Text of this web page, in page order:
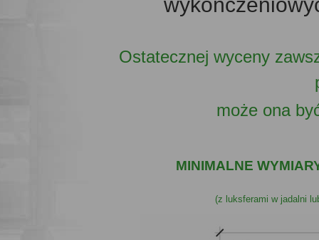
Ostatecznej wyceny
może ona
MINIMALNE
(z luksferami w jadalni